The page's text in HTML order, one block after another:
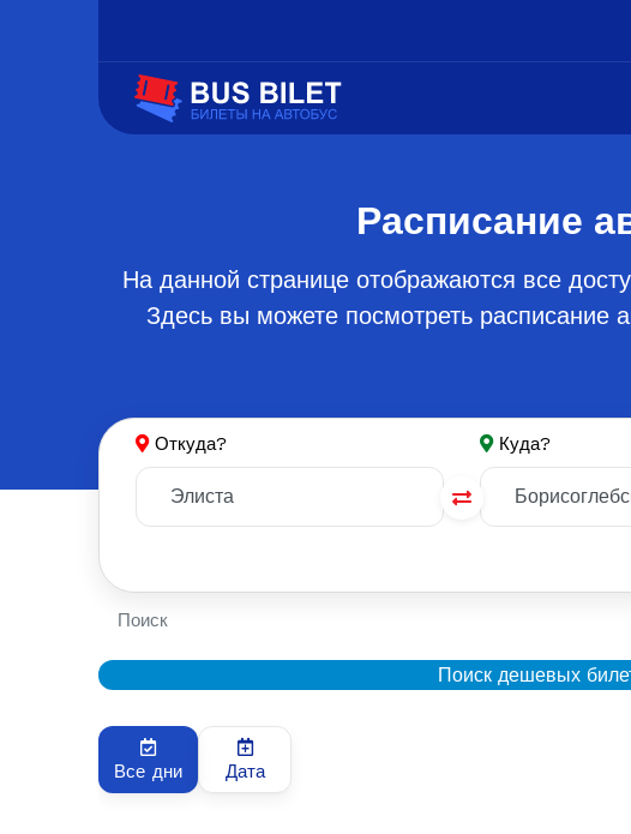
Расписание
На данной странице отображаются все
Здесь вы можете посмотреть расписание
Откуда? Куда?
Поиск
Поиск дешевых
Все дни Дата